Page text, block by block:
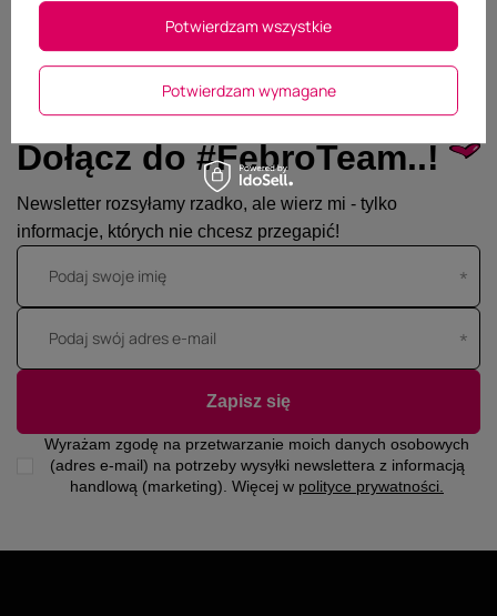
Dołącz do #FebroTeam..!
Newsletter rozsyłamy rzadko, ale wierz mi - tylko
informacje, których nie chcesz przegapić!
Podaj swoje imię
Podaj swój adres e-mail
Wyrażam zgodę na przetwarzanie moich danych osobowych
(adres e-mail) na potrzeby wysyłki newslettera z informacją
handlową (marketing). Więcej w polityce prywatności.
Zapisz się
Potwierdzam wymagane
Potwierdzam wszystkie